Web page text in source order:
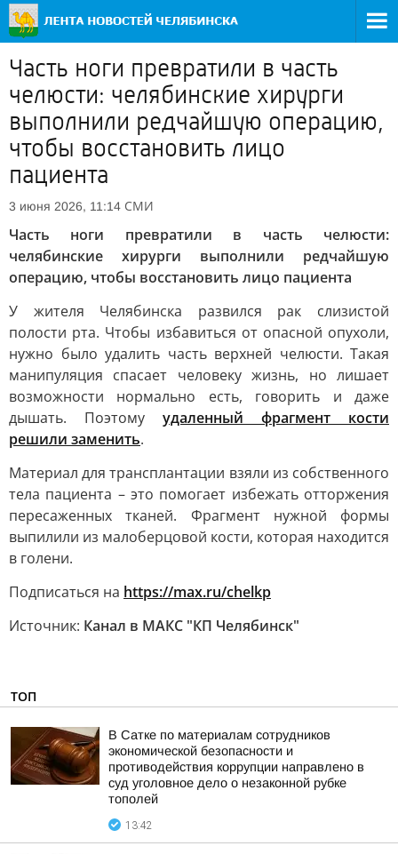
Часть ноги превратили в часть
челюсти: челябинские хирурги
выполнили редчайшую операцию,
чтобы восстановить лицо
пациента
3 июня 2026, 11:14 СМИ
Часть ноги превратили в часть челюсти:
челябинские хирурги выполнили редчайшую
операцию, чтобы восстановить лицо пациента
У жителя Челябинска развился рак слизистой
полости рта. Чтобы избавиться от опасной опухоли,
нужно было удалить часть верхней челюсти. Такая
манипуляция спасает человеку жизнь, но лишает
возможности нормально есть, говорить и даже
дышать. Поэтому удаленный фрагмент кости
решили заменить.
Материал для трансплантации взяли из собственного
тела пациента – это помогает избежать отторжения
пересаженных тканей. Фрагмент нужной формы
выпилили из малоберцовой кости, которая находится
в голени.
Подписаться на https://max.ru/chelkp
Источник: Канал в МАКС "КП Челябинск"
ТОП
В Сатке по материалам сотрудников
экономической безопасности и
противодействия коррупции направлено в
суд уголовное дело о незаконной рубке
тополей
13:42